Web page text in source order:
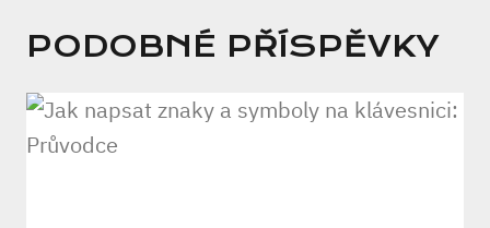
PODOBNÉ PŘÍSPĚVKY